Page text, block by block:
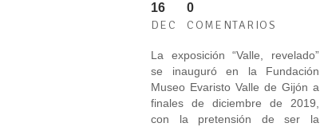
16
DEC
0
COMENTARIOS
La exposición “Valle, revelado”
se inauguró en la Fundación
Museo Evaristo Valle de Gijón a
finales de diciembre de 2019,
con la pretensión de ser la